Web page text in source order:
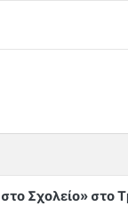
Σχολείο» στο